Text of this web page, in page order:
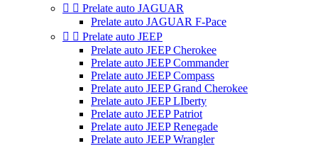
  Prelate auto JAGUAR
Prelate auto JAGUAR F-Pace
  Prelate auto JEEP
Prelate auto JEEP Cherokee
Prelate auto JEEP Commander
Prelate auto JEEP Compass
Prelate auto JEEP Grand Cherokee
Prelate auto JEEP LIberty
Prelate auto JEEP Patriot
Prelate auto JEEP Renegade
Prelate auto JEEP Wrangler